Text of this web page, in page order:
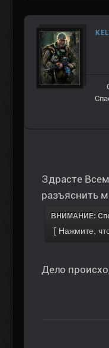
Здрасте
разъяснить
ВНИМАНИЕ:
Дело